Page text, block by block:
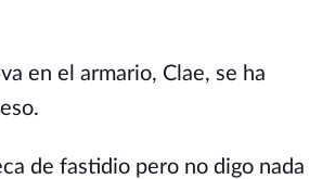
en el armario, Clae, se ha
de fastidio pero no digo nada